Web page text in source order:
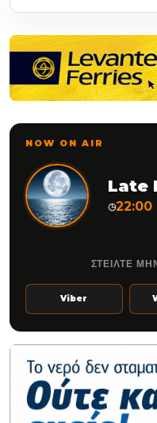
NOW ON AIR
Late
◷22:00
ΣΤΕΙΛΤΕ
Viber